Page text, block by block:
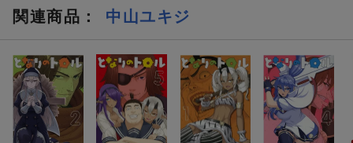
関連商品 ： 中山ユキジ